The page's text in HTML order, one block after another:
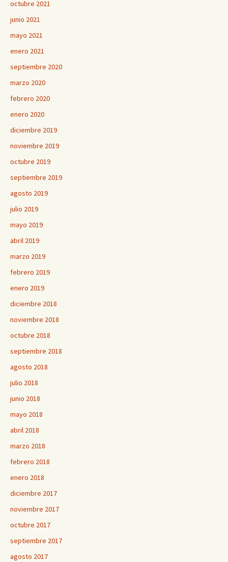
octubre 2021
junio 2021
mayo 2021
enero 2021
septiembre 2020
marzo 2020
febrero 2020
enero 2020
diciembre 2019
noviembre 2019
octubre 2019
septiembre 2019
agosto 2019
julio 2019
mayo 2019
abril 2019
marzo 2019
febrero 2019
enero 2019
diciembre 2018
noviembre 2018
octubre 2018
septiembre 2018
agosto 2018
julio 2018
junio 2018
mayo 2018
abril 2018
marzo 2018
febrero 2018
enero 2018
diciembre 2017
noviembre 2017
octubre 2017
septiembre 2017
agosto 2017